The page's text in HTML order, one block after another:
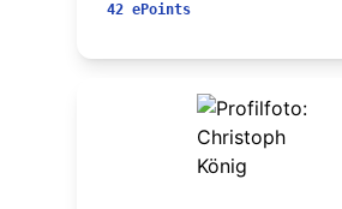
42 ePoints